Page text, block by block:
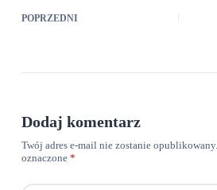
POPRZEDNI
Dodaj komentarz
Twój adres e-mail nie zostanie opublikowany.
oznaczone *